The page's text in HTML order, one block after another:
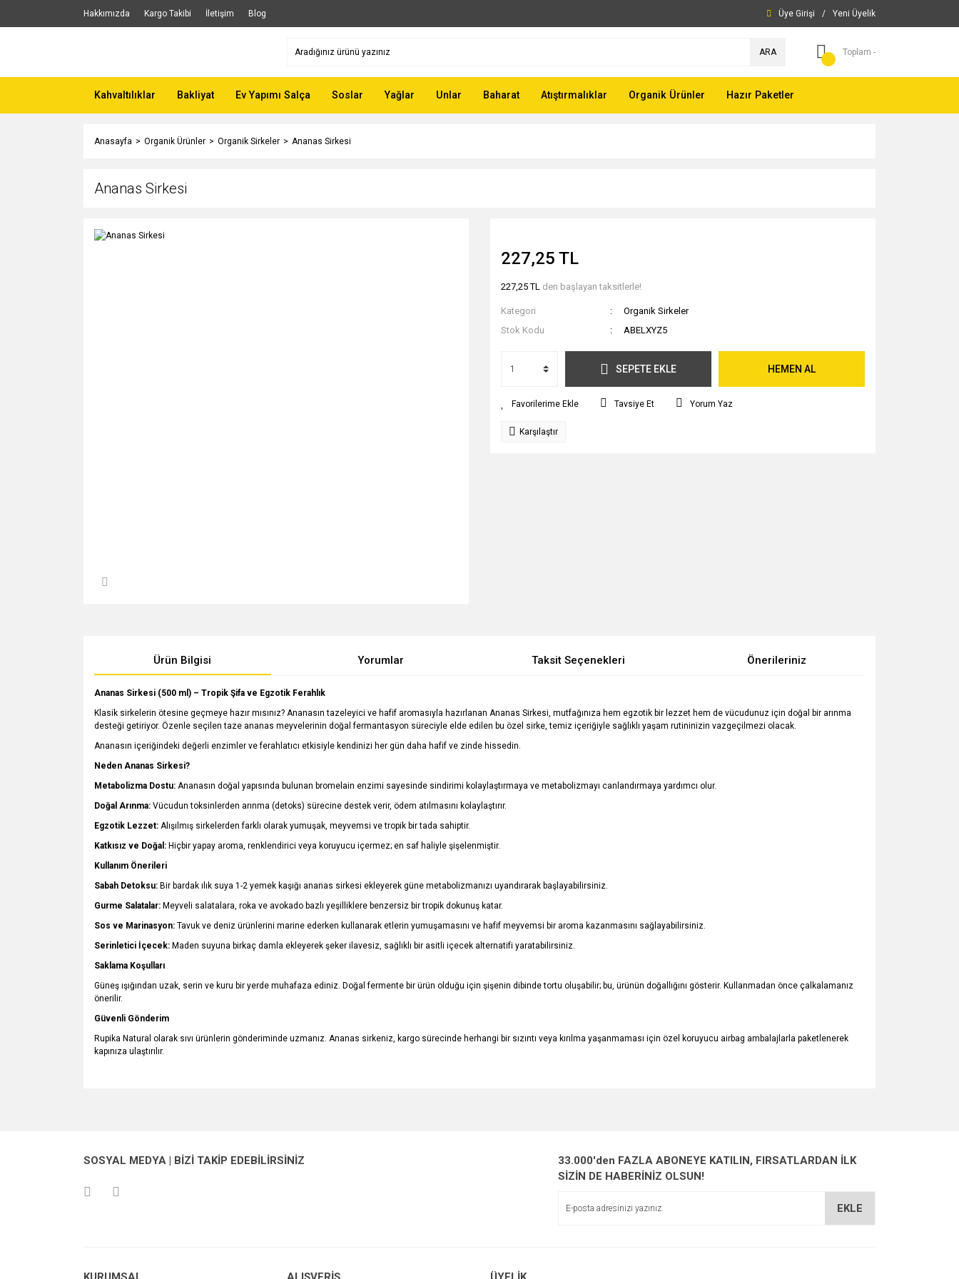
Hakkımızda Kargo Takibi İletişim Blog Üye Girişi / Yeni Üyelik
ARA Toplam -
Kahvaltılıklar Bakliyat Ev Yapımı Salça Soslar Yağlar Unlar Baharat Atıştırmalıklar Organik Ürünler Hazır Paketler
Anasayfa Organik Ürünler Organik Sirkeler Ananas Sirkesi
Ananas Sirkesi
227,25 TL
227,25 TL den başlayan taksitlerle!
Kategori
Organik Sirkeler
Stok Kodu
ABELXYZ5
SEPETE EKLE HEMEN AL
Tavsiye Et Yorum Yaz
Karşılaştır
Ürün Bilgisi Yorumlar Taksit Seçenekleri Önerileriniz
Ananas Sirkesi (500 ml) – Tropik Şifa ve Egzotik Ferahlık
Klasik sirkelerin ötesine geçmeye hazır mısınız? Ananasın tazeleyici ve hafif aromasıyla hazırlanan Ananas Sirkesi, mutfağınıza hem egzotik bir lezzet hem de vücudunuz için doğal bir arınma
desteği getiriyor. Özenle seçilen taze ananas meyvelerinin doğal fermantasyon süreciyle elde edilen bu özel sirke, temiz içeriğiyle sağlıklı yaşam rutininizin vazgeçilmezi olacak.
Ananasın içeriğindeki değerli enzimler ve ferahlatıcı etkisiyle kendinizi her gün daha hafif ve zinde hissedin.
Neden Ananas Sirkesi?
Metabolizma Dostu: Ananasın doğal yapısında bulunan bromelain enzimi sayesinde sindirimi kolaylaştırmaya ve metabolizmayı canlandırmaya yardımcı olur.
Doğal Arınma: Vücudun toksinlerden arınma (detoks) sürecine destek verir, ödem atılmasını kolaylaştırır.
Egzotik Lezzet: Alışılmış sirkelerden farklı olarak yumuşak, meyvemsi ve tropik bir tada sahiptir.
Katkısız ve Doğal: Hiçbir yapay aroma, renklendirici veya koruyucu içermez; en saf haliyle şişelenmiştir.
Kullanım Önerileri
Sabah Detoksu: Bir bardak ılık suya 1-2 yemek kaşığı ananas sirkesi ekleyerek güne metabolizmanızı uyandırarak başlayabilirsiniz.
Gurme Salatalar: Meyveli salatalara, roka ve avokado bazlı yeşilliklere benzersiz bir tropik dokunuş katar.
Sos ve Marinasyon: Tavuk ve deniz ürünlerini marine ederken kullanarak etlerin yumuşamasını ve hafif meyvemsi bir aroma kazanmasını sağlayabilirsiniz.
Serinletici İçecek: Maden suyuna birkaç damla ekleyerek şeker ilavesiz, sağlıklı bir asitli içecek alternatifi yaratabilirsiniz.
Saklama Koşulları
Güneş ışığından uzak, serin ve kuru bir yerde muhafaza ediniz. Doğal fermente bir ürün olduğu için şişenin dibinde tortu oluşabilir; bu, ürünün doğallığını gösterir. Kullanmadan önce çalkalamanız
önerilir.
Güvenli Gönderim
Rupika Natural olarak sıvı ürünlerin gönderiminde uzmanız. Ananas sirkeniz, kargo sürecinde herhangi bir sızıntı veya kırılma yaşanmaması için özel koruyucu airbag ambalajlarla paketlenerek
kapınıza ulaştırılır.
Ürün açıklamasında eksik bilgiler bulunuyor.
SOSYAL MEDYA | BİZİ TAKİP EDEBİLİRSİNİZ
33.000'den FAZLA ABONEYE KATILIN, FIRSATLARDAN İLK
SİZİN DE HABERİNİZ OLSUN!
EKLE